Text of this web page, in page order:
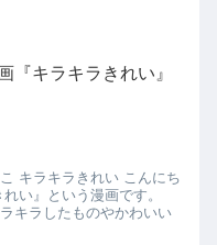
『キラキラきれい』
キラキラきれい こんにち
い』という漫画です。
キラしたものやかわいい